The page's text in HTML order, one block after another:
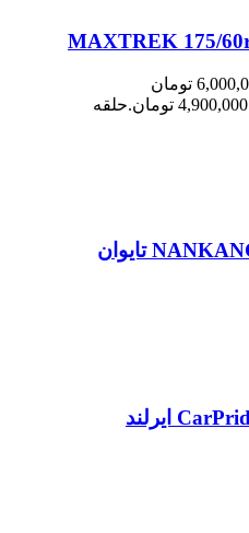
قیمت اصلی: 6,000,000 تومان
حلقه